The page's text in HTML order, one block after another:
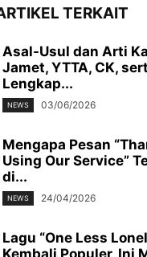
TERKAIT
Asal-Usul dan Arti
Jamet, YTTA, CK,
Lengkap...
NEWS 03/06/2026
Mengapa Pesan
Using Our Service”
di...
NEWS 24/04/2026
Lagu “One Less